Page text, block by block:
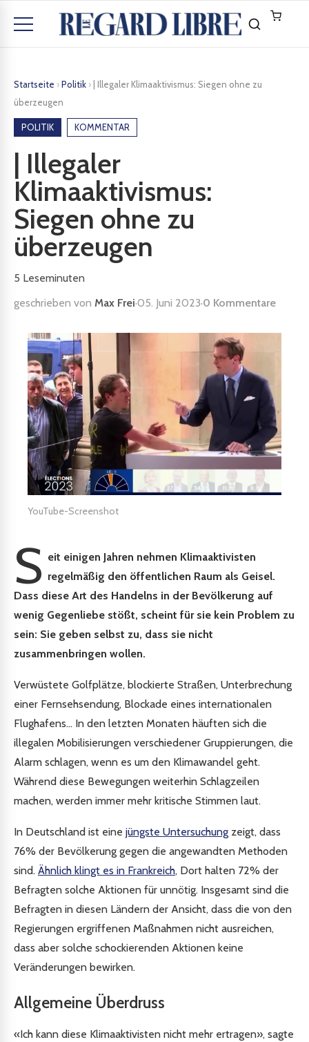
Startseite ›Politik ›
| Illegaler Klimaaktivismus: Siegen ohne zu
überzeugen
POLITIK KOMMENTAR
| Illegaler
Klimaaktivismus:
Siegen ohne zu
überzeugen
5 Leseminuten
geschrieben von Max Frei·05. Juni 2023·0 Kommentare
YouTube-Screenshot
S eit einigen Jahren nehmen Klimaaktivisten
regelmäßig den öffentlichen Raum als Geisel.
Dass diese Art des Handelns in der Bevölkerung auf
wenig Gegenliebe stößt, scheint für sie kein Problem zu
sein: Sie geben selbst zu, dass sie nicht
zusammenbringen wollen.
Verwüstete Golfplätze, blockierte Straßen, Unterbrechung
einer Fernsehsendung, Blockade eines internationalen
Flughafens... In den letzten Monaten häuften sich die
illegalen Mobilisierungen verschiedener Gruppierungen, die
Alarm schlagen, wenn es um den Klimawandel geht.
Während diese Bewegungen weiterhin Schlagzeilen
machen, werden immer mehr kritische Stimmen laut.
In Deutschland ist eine jüngste Untersuchung zeigt, dass
76% der Bevölkerung gegen die angewandten Methoden
sind. Ähnlich klingt es in Frankreich, Dort halten 72% der
Befragten solche Aktionen für unnötig. Insgesamt sind die
Befragten in diesen Ländern der Ansicht, dass die von den
Regierungen ergriffenen Maßnahmen nicht ausreichen,
dass aber solche schockierenden Aktionen keine
Veränderungen bewirken.
Allgemeine Überdruss
«Ich kann diese Klimaaktivisten nicht mehr ertragen», sagte